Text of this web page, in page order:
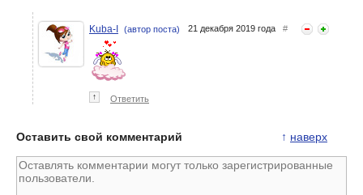
Kuba-I (автор поста) 21 декабря 2019 года #
↑ Ответить
↑ наверх
Оставить свой комментарий